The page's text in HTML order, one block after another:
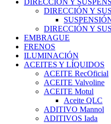
DIRECCIÓN Y
DIRECCIÓN Y
DIRECCIÓN Y
EMBRAGUE
FRENOS
ILUMINACIÓN
ACEITES Y LÍQUIDOS
ACEITE RecOficial
ACEITE Valvoline
ACEITE Motul
Aceite QLC
ADITIVO Mannol
ADITIVOS Iada